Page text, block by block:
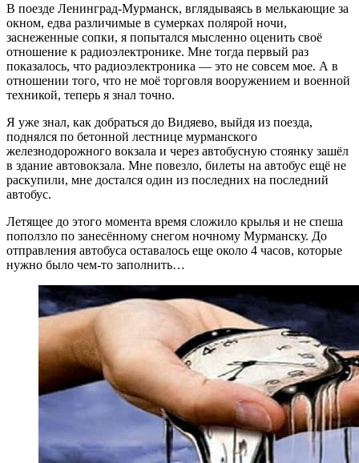
В поезде Ленинград-Мурманск, вглядываясь в мелькающие за
окном, едва различимые в сумерках полярой ночи,
заснеженные сопки, я попытался мысленно оценить своё
отношение к радиоэлектронике. Мне тогда первый раз
показалось, что радиоэлектроника — это не совсем мое. А в
отношении того, что не моё торговля вооружением и военной
техникой, теперь я знал точно.
Я уже знал, как добраться до Видяево, выйдя из поезда,
поднялся по бетонной лестнице мурманского
железнодорожного вокзала и через автобусную стоянку зашёл
в здание автовокзала. Мне повезло, билеты на автобус ещё не
раскупили, мне достался один из последних на последний
автобус.
Летящее до этого момента время сложило крылья и не спеша
поползло по занесённому снегом ночному Мурманску. До
отправления автобуса оставалось еще около 4 часов, которые
нужно было чем-то заполнить…